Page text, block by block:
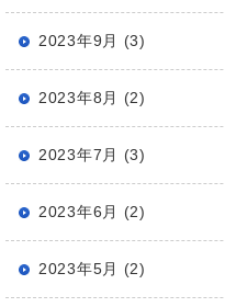
2023年9月 (3)
2023年8月 (2)
2023年7月 (3)
2023年6月 (2)
2023年5月 (2)